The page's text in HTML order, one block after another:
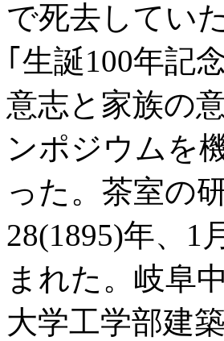
で死去してい
｢生誕100年記
意志と家族の
ンポジウムを
った。茶室の
28(1895)年、1
まれた。岐阜
大学工学部建